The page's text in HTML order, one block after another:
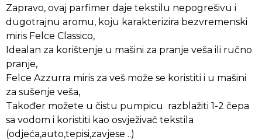
Zapravo, ovaj parfimer daje tekstilu nepogrešivu i
dugotrajnu aromu, koju karakterizira bezvremenski
miris Felce Classico,
Idealan za korištenje u mašini za pranje veša ili ručno
pranje,
Felce Azzurra miris za veš može se koristiti i u mašini
za sušenje veša,
Također možete u čistu pumpicu razblažiti 1-2 čepa
sa vodom i koristiti kao osvježivač tekstila
(odjeća,auto,tepisi,zavjese ..)